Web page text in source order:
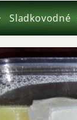
Sladkovodné